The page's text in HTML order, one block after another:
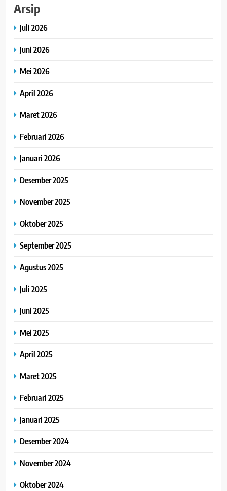
Arsip
Juli 2026
Juni 2026
Mei 2026
April 2026
Maret 2026
Februari 2026
Januari 2026
Desember 2025
November 2025
Oktober 2025
September 2025
Agustus 2025
Juli 2025
Juni 2025
Mei 2025
April 2025
Maret 2025
Februari 2025
Januari 2025
Desember 2024
November 2024
Oktober 2024